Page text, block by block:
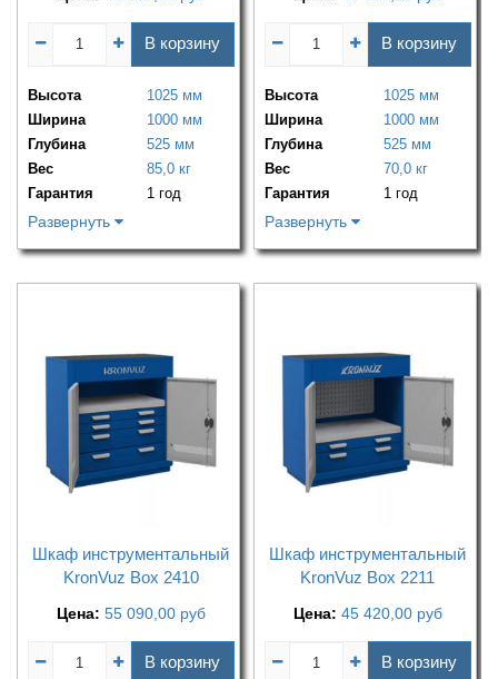
В корзину
Высота
1025 мм
Ширина
1000 мм
Глубина
525 мм
Вес
85,0 кг
Гарантия
1 год
Развернуть
В корзину
Высота
1025 мм
Ширина
1000 мм
Глубина
525 мм
Вес
70,0 кг
Гарантия
1 год
Развернуть
Шкаф инструментальный
KronVuz Box 2410
Цена: 55 090,00 руб
В корзину
Шкаф инструментальный
KronVuz Box 2211
Цена: 45 420,00 руб
В корзину